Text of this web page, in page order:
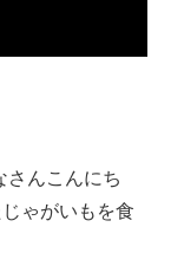
さんこんにち
ゃがいもを食